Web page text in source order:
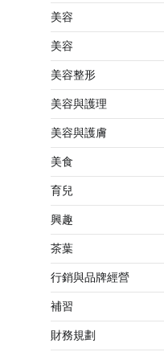
美容
美容
美容整形
美容與護理
美容與護膚
美食
育兒
興趣
茶葉
行銷與品牌經營
補習
財務規劃